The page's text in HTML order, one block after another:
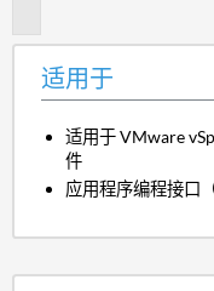
适用于
适用于 VMware
件
应用程序编程接口（